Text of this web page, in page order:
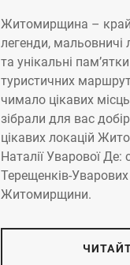
Житомирщина –
легенди, мальовничі
та унікальні
туристичних
чимало цікавих
зібрали для вас
цікавих локацій
Наталії Уварової
Терещенків-
Житомирщини.